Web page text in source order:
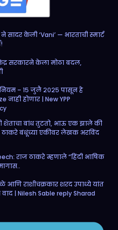
केली ‘Vani’ — भारताची स्मार्ट
सरकारने केला मोठा बदल,
– १५ जुलै २०२५ पासून हे
होणार | New YPP
बांध तुटतो, भाऊ एक झाले की
ठाकरे बंधूंच्या एकीवर लेखक अरविंद
राज ठाकरे म्हणाले “हिंदी भाषिक
राशीचक्रकार शरद उपाध्ये यांत
| Nilesh Sable reply Sharad